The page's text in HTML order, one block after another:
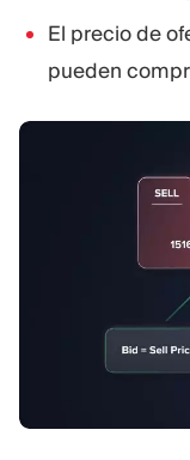
El precio de
pueden